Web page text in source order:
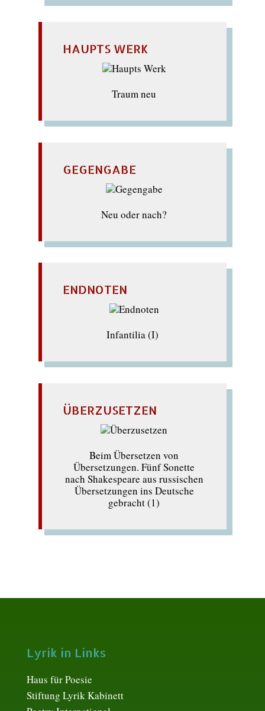
HAUPTS WERK
Traum neu
GEGENGABE
Neu oder nach?
ENDNOTEN
Infantilia (I)
ÜBERZUSETZEN
Beim Übersetzen von
Übersetzungen. Fünf Sonette
nach Shakespeare aus russischen
Übersetzungen ins Deutsche
gebracht (1)
Lyrik in Links
Haus für Poesie
Stiftung Lyrik Kabinett